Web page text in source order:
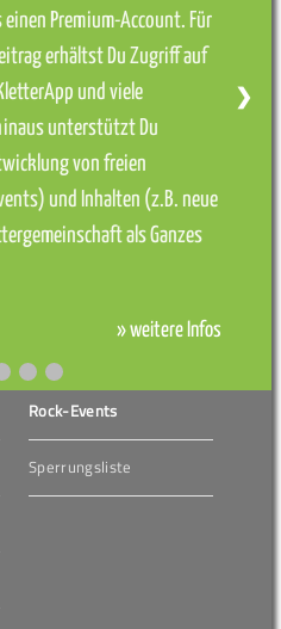
Premium-Account. Für
erhältst Du Zugriff auf
und viele
unterstützt Du
von freien
und Inhalten (z.B. neue
als Ganzes
» weitere Infos
❯
Rock-Events
Sperrungsliste